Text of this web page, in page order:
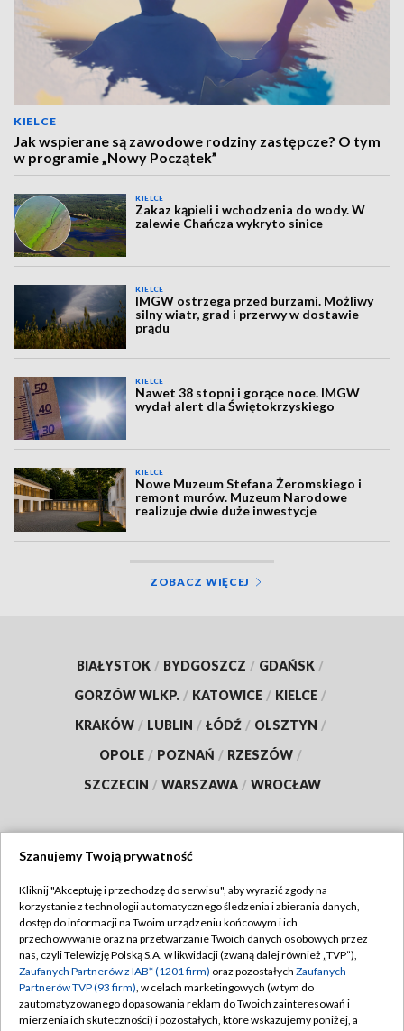
KIELCE
Jak wspierane są zawodowe rodziny zastępcze? O tym
w programie „Nowy Początek”
KIELCE
Zakaz kąpieli i wchodzenia do wody. W
zalewie Chańcza wykryto sinice
KIELCE
IMGW ostrzega przed burzami. Możliwy
silny wiatr, grad i przerwy w dostawie
prądu
KIELCE
Nawet 38 stopni i gorące noce. IMGW
wydał alert dla Świętokrzyskiego
KIELCE
Nowe Muzeum Stefana Żeromskiego i
remont murów. Muzeum Narodowe
realizuje dwie duże inwestycje
ZOBACZ WIĘCEJ
BIAŁYSTOK / BYDGOSZCZ / GDAŃSK /
GORZÓW WLKP. / KATOWICE / KIELCE /
KRAKÓW / LUBLIN / ŁÓDŹ / OLSZTYN /
OPOLE / POZNAŃ / RZESZÓW /
SZCZECIN / WARSZAWA / WROCŁAW
TVP
Abonament TVP
Emisja w TVP
Centrum informacji TVP
Naziemna Telewizja Cyfrowa
Regulamin TVP
Polityka prywatności
Moje zgody
Szanujemy Twoją prywatność
Kliknij "Akceptuję i przechodzę do serwisu", aby wyrazić zgody na
korzystanie z technologii automatycznego śledzenia i zbierania danych,
dostęp do informacji na Twoim urządzeniu końcowym i ich
przechowywanie oraz na przetwarzanie Twoich danych osobowych przez
nas, czyli Telewizję Polską S.A. w likwidacji (zwaną dalej również „TVP”),
Zaufanych Partnerów z IAB* (1201 firm) oraz pozostałych Zaufanych
Partnerów TVP (93 firm), w celach marketingowych (w tym do
zautomatyzowanego dopasowania reklam do Twoich zainteresowań i
mierzenia ich skuteczności) i pozostałych, które wskazujemy poniżej, a